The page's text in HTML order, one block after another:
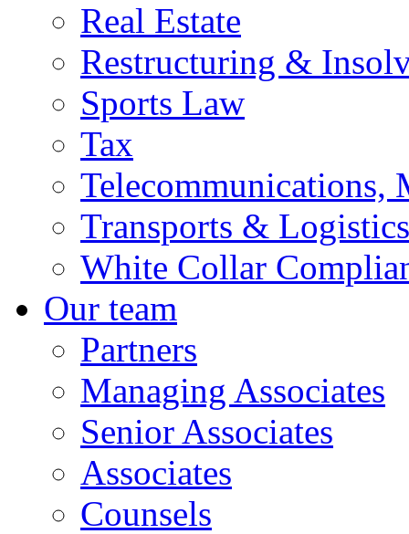
Real Estate
Restructuring &
Sports Law
Tax
Telecommunications,
Transports & Logistics
White Collar
Our team
Partners
Managing Associates
Senior Associates
Associates
Counsels